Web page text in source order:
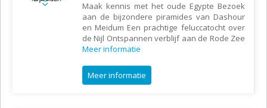
Maak kennis met het oude Egypte Bezoek
aan de bijzondere piramides van Dashour
en Meidum Een prachtige feluccatocht over
de Nijl Ontspannen verblijf aan de Rode Zee
Meer informatie
Meer informatie